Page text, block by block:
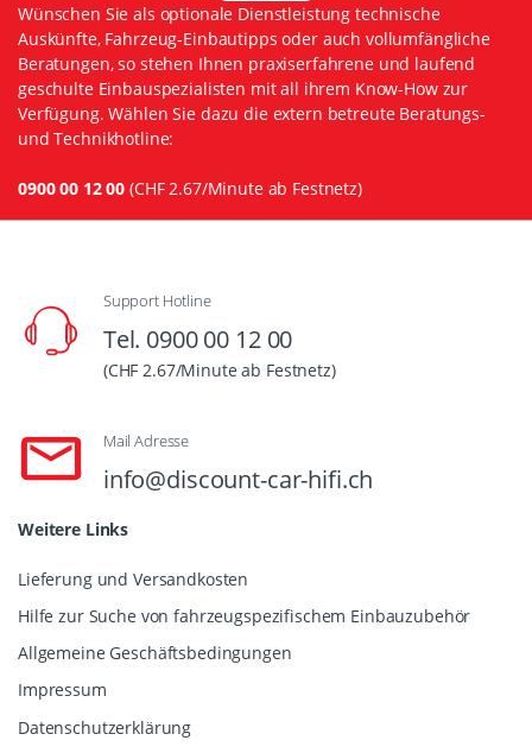
Wünschen Sie als optionale Dienstleistung technische
Auskünfte, Fahrzeug-Einbautipps oder auch vollumfängliche
Beratungen, so stehen Ihnen praxiserfahrene und laufend
geschulte Einbauspezialisten mit all ihrem Know-How zur
Verfügung. Wählen Sie dazu die extern betreute Beratungs-
und Technikhotline:
0900 00 12 00 (CHF 2.67/Minute ab Festnetz)
Support Hotline
Tel. 0900 00 12 00
(CHF 2.67/Minute ab Festnetz)
Mail Adresse
info@discount-car-hifi.ch
Weitere Links
Lieferung und Versandkosten
Hilfe zur Suche von fahrzeugspezifischem Einbauzubehör
Allgemeine Geschäftsbedingungen
Impressum
Datenschutzerklärung